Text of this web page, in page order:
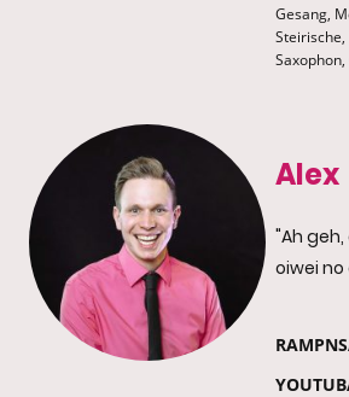
Gesang,
Alex
"Ah
oiwei